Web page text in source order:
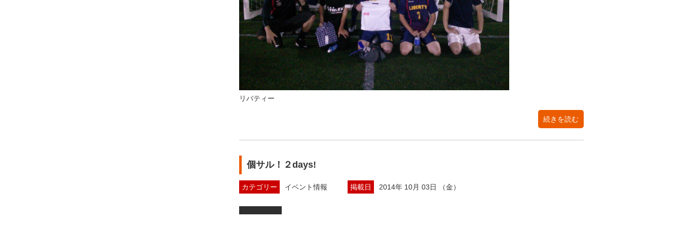
リバティー
続きを読む
個サル！２days!
カテゴリー イベント情報 掲載日 2014年 10月 03日 （金）